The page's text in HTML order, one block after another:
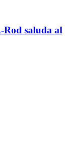
Rod saluda al